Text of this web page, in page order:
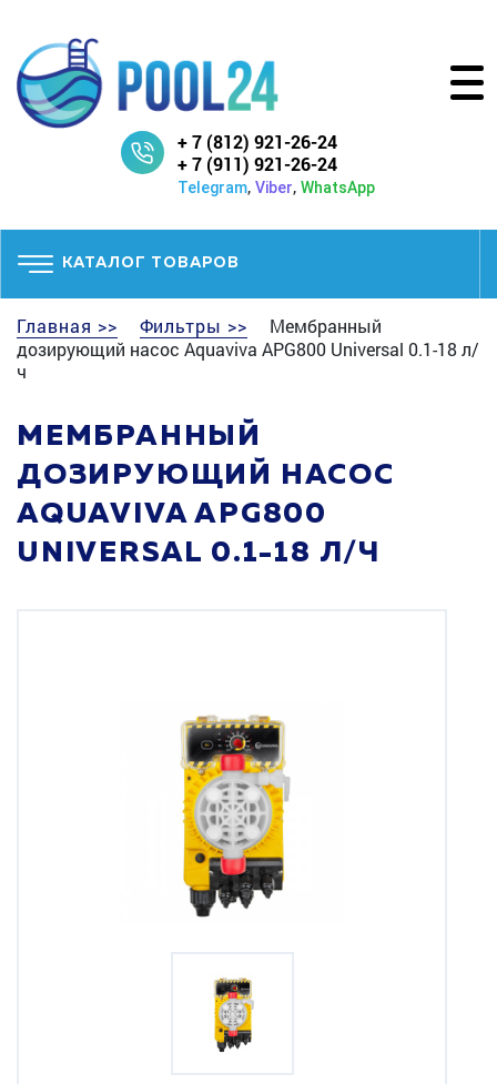
+ 7 (812) 921-26-24
+ 7 (911) 921-26-24
Telegram, Viber, WhatsApp
КАТАЛОГ ТОВАРОВ
Главная >> Фильтры >>
Мембранный
дозирующий насос Aquaviva APG800 Universal 0.1-18 л/
ч
МЕМБРАННЫЙ
ДОЗИРУЮЩИЙ НАСОС
AQUAVIVA APG800
UNIVERSAL 0.1-18 Л/Ч